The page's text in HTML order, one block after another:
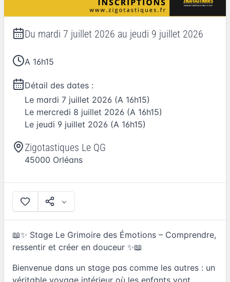
Du mardi 7 juillet 2026 au jeudi 9 juillet 2026
A 16h15
Détail des dates :
Le mardi 7 juillet 2026 (A 16h15)
Le mercredi 8 juillet 2026 (A 16h15)
Le jeudi 9 juillet 2026 (A 16h15)
Zigotastiques Le QG
45000 Orléans
📖✨ Stage Le Grimoire des Émotions – Comprendre,
ressentir et créer en douceur ✨📖
Bienvenue dans un stage pas comme les autres : un